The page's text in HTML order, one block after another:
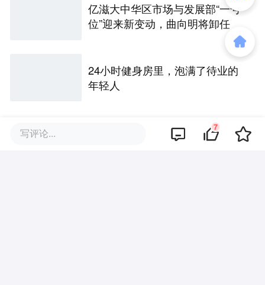
亿滋大中华区市场与发展部“一号
位”迎来新变动，曲向明将卸任
24小时健身房里，泡满了待业的
年轻人
写评论... 7